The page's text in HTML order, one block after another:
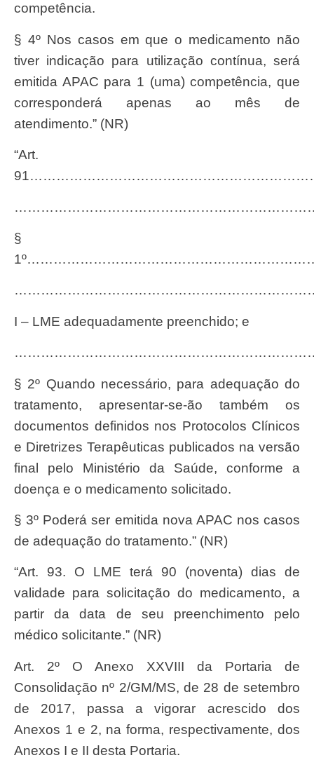
competência.
§ 4º Nos casos em que o medicamento não
tiver indicação para utilização contínua, será
emitida APAC para 1 (uma) competência, que
corresponderá apenas ao mês de
atendimento.” (NR)
“Art.
§
I – LME adequadamente preenchido; e
§ 2º Quando necessário, para adequação do
tratamento, apresentar-se-ão também os
documentos definidos nos Protocolos Clínicos
e Diretrizes Terapêuticas publicados na versão
final pelo Ministério da Saúde, conforme a
doença e o medicamento solicitado.
§ 3º Poderá ser emitida nova APAC nos casos
de adequação do tratamento.” (NR)
“Art. 93. O LME terá 90 (noventa) dias de
validade para solicitação do medicamento, a
partir da data de seu preenchimento pelo
médico solicitante.” (NR)
Art. 2º O Anexo XXVIII da Portaria de
Consolidação nº 2/GM/MS, de 28 de setembro
de 2017, passa a vigorar acrescido dos
Anexos 1 e 2, na forma, respectivamente, dos
Anexos I e II desta Portaria.